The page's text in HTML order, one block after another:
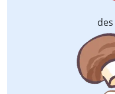
des